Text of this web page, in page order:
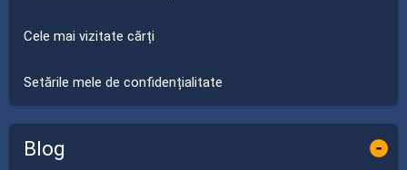
Cele mai vizitate cărți
Setările mele de confidențialitate
Blog -